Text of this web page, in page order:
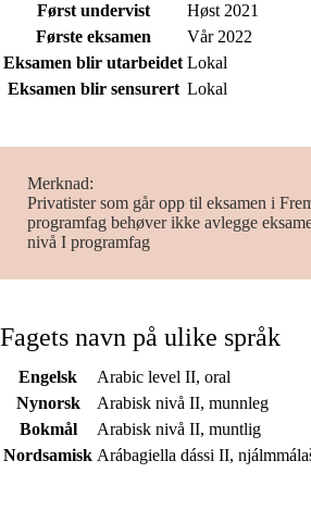
Først undervist
Høst 2021
Første eksamen
Vår 2022
Eksamen blir utarbeidet Lokal
Eksamen blir sensurert Lokal
Merknad
Privatister som går opp til eksamen i
programfag behøver ikke avlegge
nivå I programfag
Fagets navn på ulike språk
Engelsk
Arabic level II, oral
Nynorsk
Arabisk nivå II, munnleg
Bokmål
Arabisk nivå II, muntlig
Nordsamisk Arábagiella dássi II,